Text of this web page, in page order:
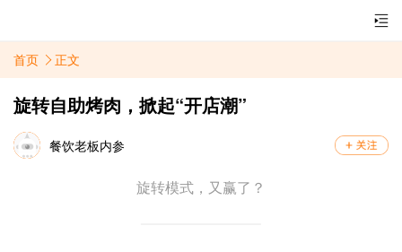
首页 正文
旋转自助烤肉，掀起“开店潮”
餐饮老板内参
旋转模式，又赢了？